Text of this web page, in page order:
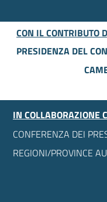
CON IL CONTRIBUTO
PRESIDENZA DEL
IN COLLABORAZIONE
CONFERENZA DEI
REGIONI/PROVINCE